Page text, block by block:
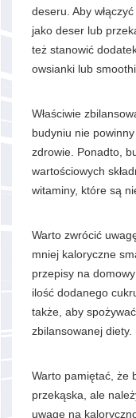
deseru. Aby
jako deser lub
też stanowić
owsianki lub
Właściwie
budyniu nie
zdrowie. Ponadto,
wartościowych
witaminy, które są
Warto zwrócić
mniej kaloryczne
przepisy na
ilość dodanego
także, aby
zbilansowanej diety.
Warto pamiętać, że
przekąska, ale
uwagę na